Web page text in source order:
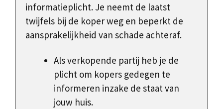
informatieplicht. Je neemt de laatst
twijfels bij de koper weg en beperkt de
aansprakelijkheid van schade achteraf.
Als verkopende partij heb je de
plicht om kopers gedegen te
informeren inzake de staat van
jouw huis.